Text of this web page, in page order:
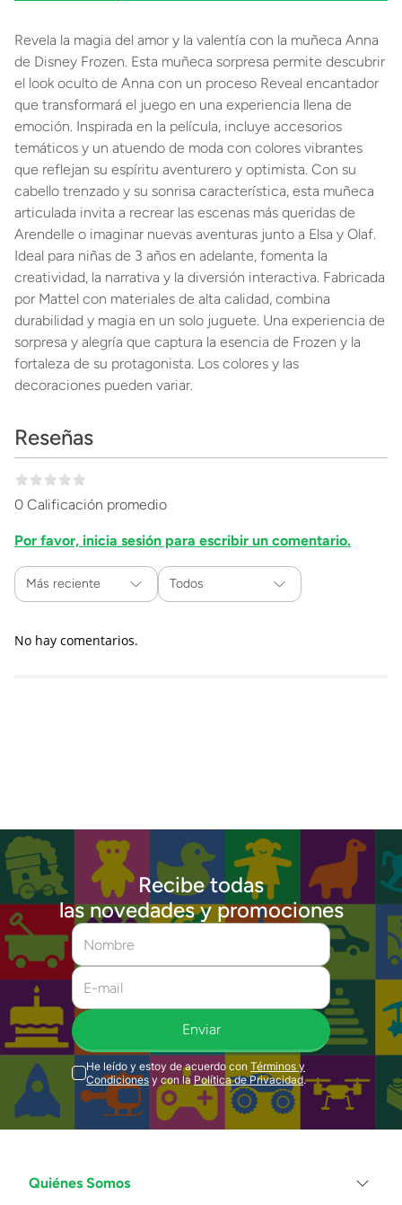
Revela la magia del amor y la valentía con la muñeca Anna
de Disney Frozen. Esta muñeca sorpresa permite descubrir
el look oculto de Anna con un proceso Reveal encantador
que transformará el juego en una experiencia llena de
emoción. Inspirada en la película, incluye accesorios
temáticos y un atuendo de moda con colores vibrantes
que reflejan su espíritu aventurero y optimista. Con su
cabello trenzado y su sonrisa característica, esta muñeca
articulada invita a recrear las escenas más queridas de
Arendelle o imaginar nuevas aventuras junto a Elsa y Olaf.
Ideal para niñas de 3 años en adelante, fomenta la
creatividad, la narrativa y la diversión interactiva. Fabricada
por Mattel con materiales de alta calidad, combina
durabilidad y magia en un solo juguete. Una experiencia de
sorpresa y alegría que captura la esencia de Frozen y la
fortaleza de su protagonista. Los colores y las
decoraciones pueden variar.
Reseñas
0 Calificación promedio
Por favor, inicia sesión para escribir un comentario.
Más reciente Todos
No hay comentarios.
Recibe todas
las novedades y promociones
Enviar
He leído y estoy de acuerdo con Términos y
Condiciones y con la Política de Privacidad.
Quiénes Somos